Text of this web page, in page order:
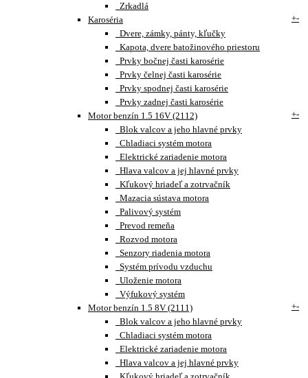
Zrkadlá
Karoséria
+-
Dvere, zámky, pánty, kľučky
Kapota, dvere batožinového priestoru
Prvky bočnej časti karosérie
Prvky čelnej časti karosérie
Prvky spodnej časti karosérie
Prvky zadnej časti karosérie
Motor benzín 1.5 16V (2112)
+-
Blok valcov a jeho hlavné prvky
Chladiaci systém motora
Elektrické zariadenie motora
Hlava valcov a jej hlavné prvky
Kľukový hriadeľ a zotrvačník
Mazacia sústava motora
Palivový systém
Prevod remeňa
Rozvod motora
Senzory riadenia motora
Systém prívodu vzduchu
Uloženie motora
Výfukový systém
Motor benzín 1.5 8V (2111)
+-
Blok valcov a jeho hlavné prvky
Chladiaci systém motora
Elektrické zariadenie motora
Hlava valcov a jej hlavné prvky